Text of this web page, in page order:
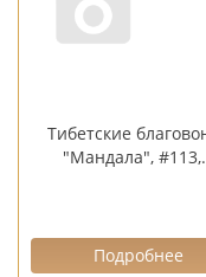
Тибетские
"Мандала",
Подробнее